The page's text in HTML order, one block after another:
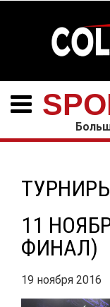
11
ФИНАЛ)
19 ноября 2016